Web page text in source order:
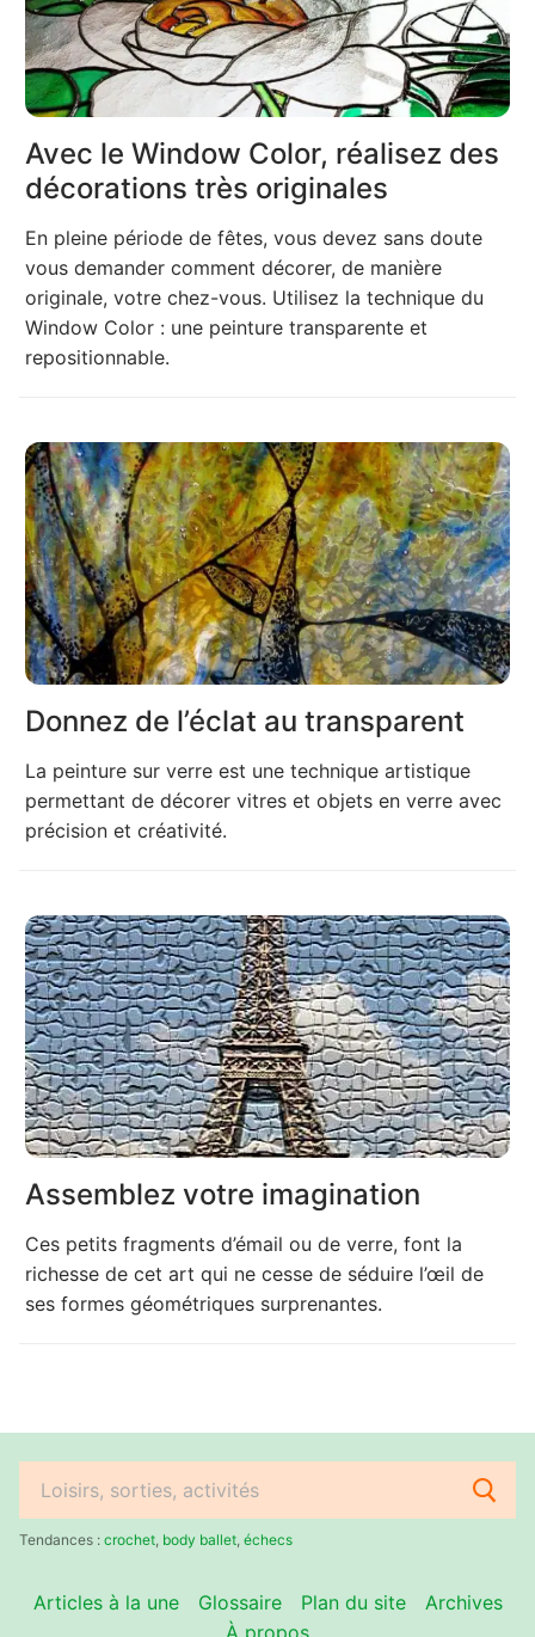
Avec le Window Color, réalisez des
décorations très originales
En pleine période de fêtes, vous devez sans doute
vous demander comment décorer, de manière
originale, votre chez-vous. Utilisez la technique du
Window Color : une peinture transparente et
repositionnable.
Donnez de l’éclat au transparent
La peinture sur verre est une technique artistique
permettant de décorer vitres et objets en verre avec
précision et créativité.
Assemblez votre imagination
Ces petits fragments d’émail ou de verre, font la
richesse de cet art qui ne cesse de séduire l’œil de
ses formes géométriques surprenantes.
Rechercher
:Tendances : crochet body ballet échecs
Articles à la une Glossaire Plan du site
Archives
À propos